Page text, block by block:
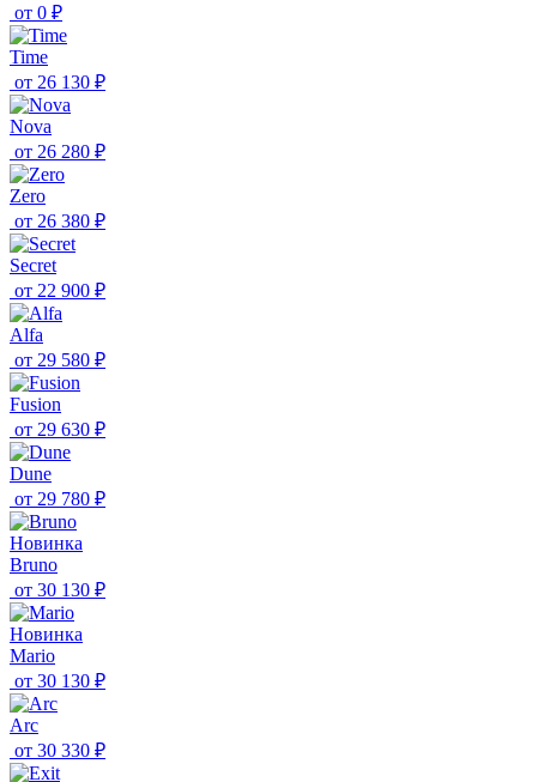
от 0 ₽
Time
от 26 130 ₽
Nova
от 26 280 ₽
Zero
от 26 380 ₽
Secret
от 22 900 ₽
Alfa
от 29 580 ₽
Fusion
от 29 630 ₽
Dune
от 29 780 ₽
Новинка
Bruno
от 30 130 ₽
Новинка
Mario
от 30 130 ₽
Arc
от 30 330 ₽